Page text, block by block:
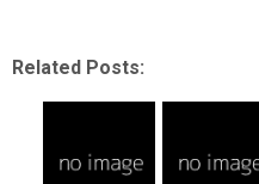
Related Posts: